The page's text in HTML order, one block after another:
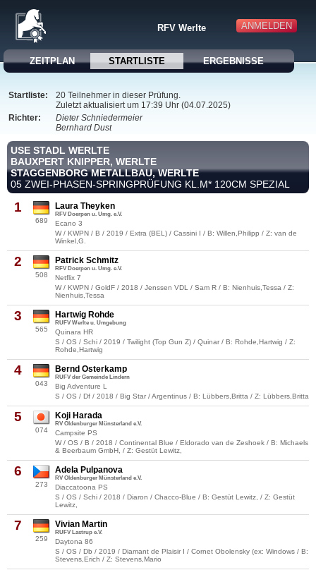
ANMELDEN
RFV Werlte
ZEITPLAN STARTLISTE ERGEBNISSE
Startliste:
20 Teilnehmer in dieser Prüfung.
Zuletzt aktualisiert um 17:39 Uhr (04.07.2025)
Richter:
Dieter Schniedermeier
Bernhard Dust
USE STADL WERLTE
BAUXPERT KNIPPER, WERLTE
STAGGENBORG METALLBAU, WERLTE
05 ZWEI-PHASEN-SPRINGPRÜFUNG KL.M* 120CM SPEZIAL
1
689
Laura Theyken
RFV Doerpen u. Umg. e.V.
Ecano 3
W / KWPN / B / 2019 / Extra (BEL) / Cassini I / B: Willen,Philipp / Z: van de
Winkel,G.
2
508
Patrick Schmitz
RFV Doerpen u. Umg. e.V.
Netflix 7
W / KWPN / GoldF / 2018 / Jenssen VDL / Sam R / B: Nienhuis,Tessa / Z:
Nienhuis,Tessa
3
565
Hartwig Rohde
RUFV Werlte u. Umgebung
Quinara HR
S / OS / Schi / 2019 / Twilight (Top Gun Z) / Quinar / B: Rohde,Hartwig / Z:
Rohde,Hartwig
4
043
Bernd Osterkamp
RUFV der Gemeinde Lindern
Big Adventure L
S / OS / Df / 2018 / Big Star / Argentinus / B: Lübbers,Britta / Z: Lübbers,Britta
5
074
Koji Harada
RV Oldenburger Münsterland e.V.
Campsite PS
W / OS / B / 2018 / Continental Blue / Eldorado van de Zeshoek / B: Michaels
& Beerbaum GmbH, / Z: Gestüt Lewitz,
6
273
Adela Pulpanova
RV Oldenburger Münsterland e.V.
Diaccatoona PS
S / OS / Schi / 2018 / Diaron / Chacco-Blue / B: Gestüt Lewitz, / Z: Gestüt
Lewitz,
7
259
Vivian Martin
RUFV Lastrup e.V.
Daytona 86
S / OS / Db / 2019 / Diamant de Plaisir I / Cornet Obolensky (ex: Windows / B:
Stevens,Erich / Z: Stevens,Mario